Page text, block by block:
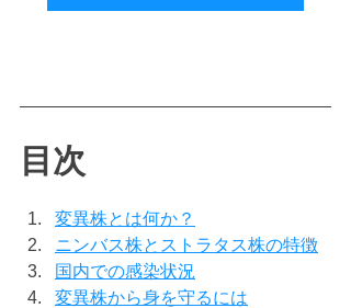
目次
変異株とは何か？
ニンバス株とストラタス株の特徴
国内での感染状況
変異株から身を守るには